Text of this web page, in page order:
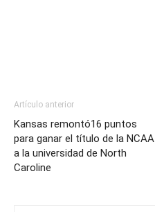
Artículo anterior
Kansas remontó16 puntos
para ganar el título de la NCAA
a la universidad de North
Caroline